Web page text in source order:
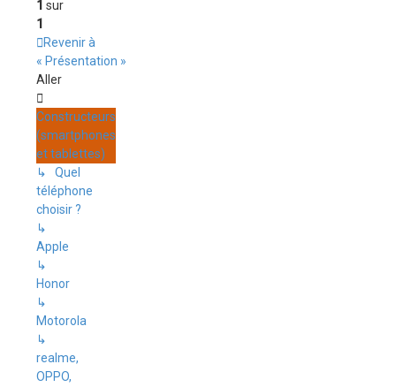
1 sur
1
Revenir à
« Présentation »
Aller
Constructeurs
(smartphones
et tablettes)
↳ Quel
téléphone
choisir ?
↳
Apple
↳
Honor
↳
Motorola
↳
realme,
OPPO,